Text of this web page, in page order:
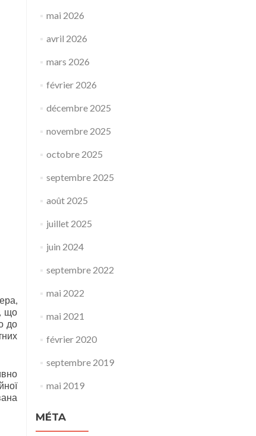
що
до
mai 2026
avril 2026
mars 2026
février 2026
décembre 2025
novembre 2025
octobre 2025
septembre 2025
août 2025
juillet 2025
juin 2024
septembre 2022
mai 2022
mai 2021
février 2020
septembre 2019
mai 2019
MÉTA